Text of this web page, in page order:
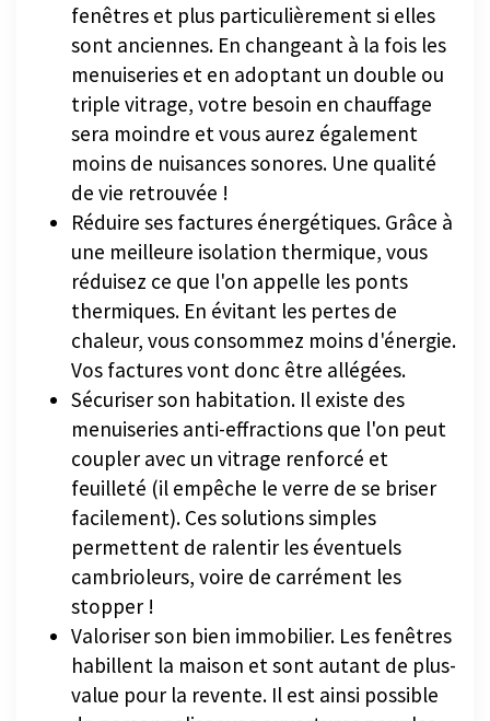
fenêtres et plus particulièrement si elles
sont anciennes. En changeant à la fois les
menuiseries et en adoptant un double ou
triple vitrage, votre besoin en chauffage
sera moindre et vous aurez également
moins de nuisances sonores. Une qualité
de vie retrouvée !
Réduire ses factures énergétiques. Grâce à
une meilleure isolation thermique, vous
réduisez ce que l'on appelle les ponts
thermiques. En évitant les pertes de
chaleur, vous consommez moins d'énergie.
Vos factures vont donc être allégées.
Sécuriser son habitation. Il existe des
menuiseries anti-effractions que l'on peut
coupler avec un vitrage renforcé et
feuilleté (il empêche le verre de se briser
facilement). Ces solutions simples
permettent de ralentir les éventuels
cambrioleurs, voire de carrément les
stopper !
Valoriser son bien immobilier. Les fenêtres
habillent la maison et sont autant de plus-
value pour la revente. Il est ainsi possible